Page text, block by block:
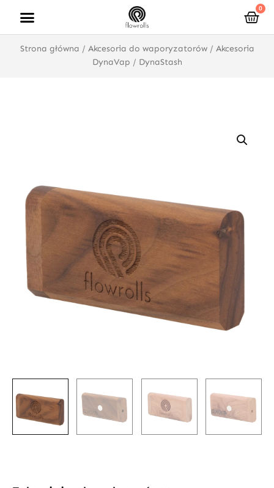
treści
0
Strona główna / Akcesoria do waporyzatorów/ Akcesoria
DynaVap / DynaStash